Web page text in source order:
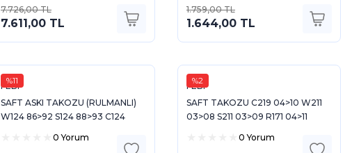
7.726,00 TL
7.611,00 TL
1.759,00 TL
1.644,00 TL
%11
FEBI
SAFT ASKI TAKOZU (RULMANLI)
W124 86>92 S124 88>93 C124
0 Yorum
%2
FEBI
SAFT TAKOZU C219 04>10 W211
03>08 S211 03>09 R171 04>11
0 Yorum